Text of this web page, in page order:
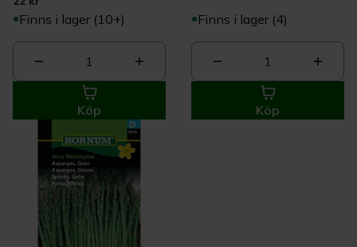
Finns i lager (10+)
1
Köp
Finns i lager (4)
1
Köp